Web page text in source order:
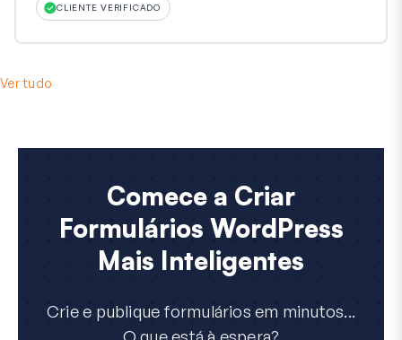
CLIENTE VERIFICADO
Ver tudo
Comece a Criar
Formulários WordPress
Mais Inteligentes
Crie e publique formulários em minutos...